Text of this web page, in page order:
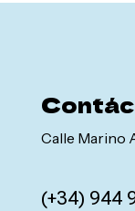
Calle Marino
(+34) 944
Snacks